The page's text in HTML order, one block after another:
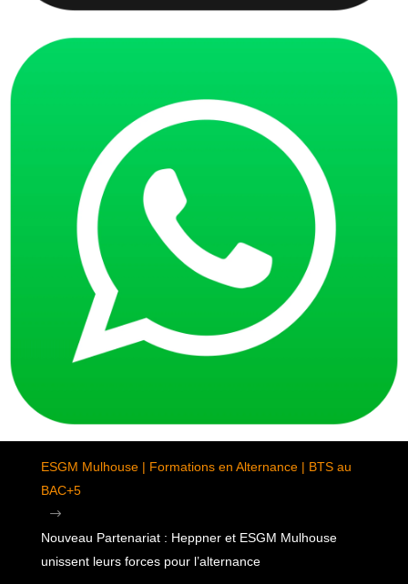
ESGM Mulhouse | Formations en Alternance | BTS au
BAC+5
$
Nouveau Partenariat : Heppner et ESGM Mulhouse
unissent leurs forces pour l’alternance